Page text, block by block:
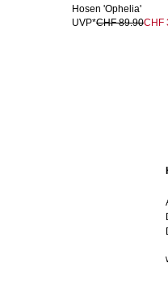
Hosen 'Ophelia'
UVP*CHF 89.90CHF